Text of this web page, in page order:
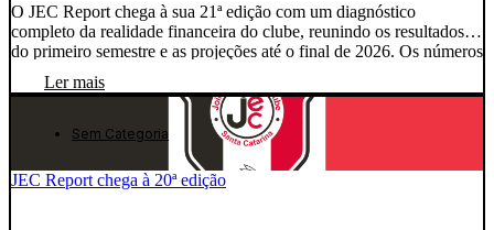
O JEC Report chega à sua 21ª edição com um diagnóstico
completo da realidade financeira do clube, reunindo os resultados
do primeiro semestre e as projeções até o final de 2026. Os números
Portal da Transparência. Porque o problema nunca foi o acesso à
Ler mais
Sem Categoria
JEC Report chega à 20ª edição